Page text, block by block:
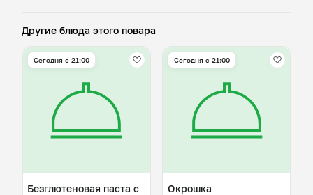
Другие блюда этого повара
Сегодня с 21:00
Безглютеновая паста с
Сегодня с 21:00
Окрошка